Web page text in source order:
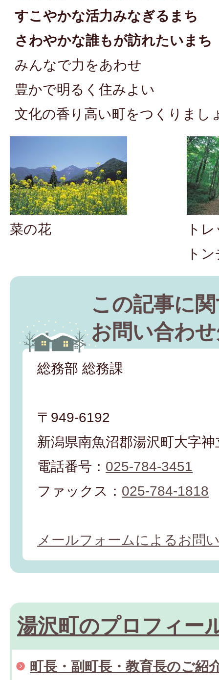
すこやかな活力みなぎるまち
さわやかな誰もが訪れたいまち
みんなで力をあわせ
豊かで明るく住みよい
文化の香り高い町をつくりまし
菜の花
ト
ト
この記事に
お問い合わ
総務部 総務課
〒949-6192
新潟県南魚沼郡湯沢町大字
電話番号： 025-784-3451
ファックス： 025-784-1818
メールフォームによるお問
湯沢町のプロフィー
町長・副町長・教育長のご紹